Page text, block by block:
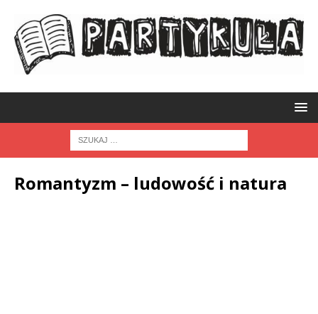
Romantyzm – ludowość i natura